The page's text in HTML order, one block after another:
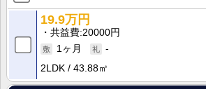
19.9万円
共益費 20000円
1ヶ月
-
2LDK
43.88㎡